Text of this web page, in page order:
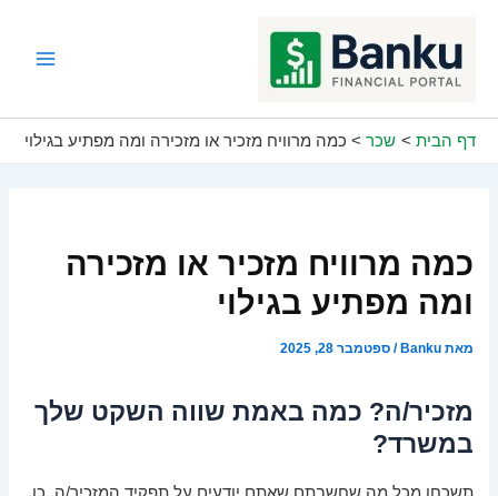
דף הבית שכר כמה מרוויח מזכיר או מזכירה ומה מפתיע בגילוי
כמה מרוויח מזכיר או מזכירה
ומה מפתיע בגילוי
מאתBanku
/ספטמבר 28, 2025
מזכיר/ה? כמה באמת שווה השקט שלך
במשרד?